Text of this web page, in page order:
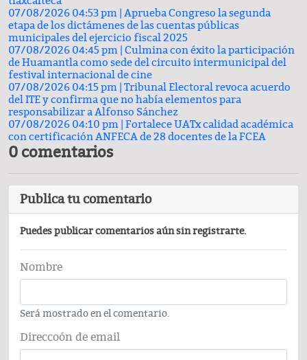
07/08/2026 04:53 pm | Aprueba Congreso la segunda
etapa de los dictámenes de las cuentas públicas
municipales del ejercicio fiscal 2025
07/08/2026 04:45 pm | Culmina con éxito la participación
de Huamantla como sede del circuito intermunicipal del
festival internacional de cine
07/08/2026 04:15 pm | Tribunal Electoral revoca acuerdo
del ITE y confirma que no había elementos para
responsabilizar a Alfonso Sánchez
07/08/2026 04:10 pm | Fortalece UATx calidad académica
con certificación ANFECA de 28 docentes de la FCEA
0 comentarios
Publica tu comentario
Puedes publicar comentarios aún sin registrarte.
Nombre
Será mostrado en el comentario.
Direccoón de email